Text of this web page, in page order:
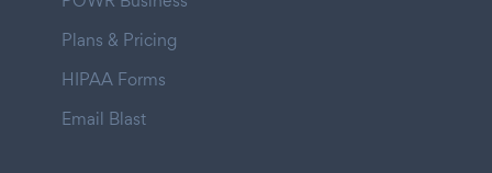
Plans & Pricing
HIPAA Forms
Email Blast